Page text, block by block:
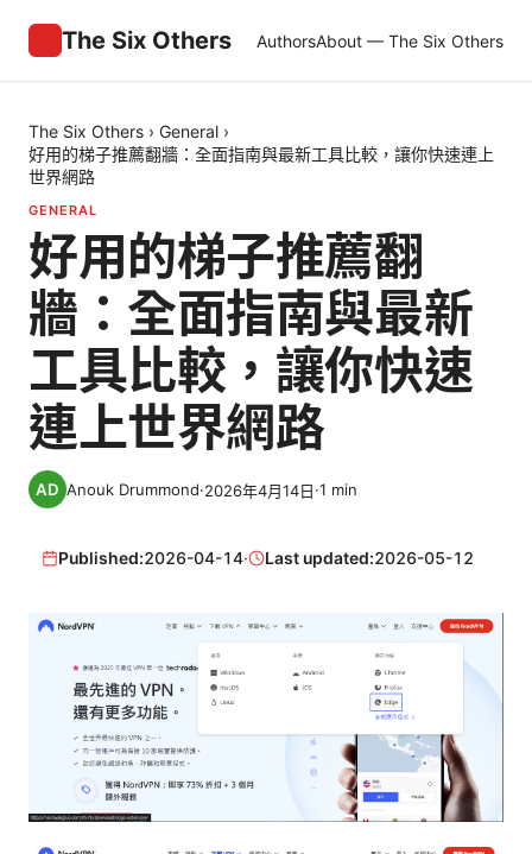
The Six Others AuthorsAbout — The Six Others
The Six Others › General ›
好用的梯子推薦翻牆：全面指南與最新工具比較，讓你快速連上
世界網路
GENERAL
好用的梯子推薦翻
牆：全面指南與最新
工具比較，讓你快速
連上世界網路
Anouk Drummond·2026年4月14日·1 min
Published:2026-04-14· Last updated:2026-05-12